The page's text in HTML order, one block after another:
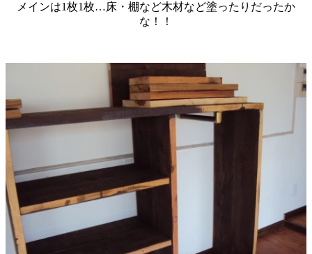
メインは1枚1枚…床・棚など木材など塗ったりだったか
な！！